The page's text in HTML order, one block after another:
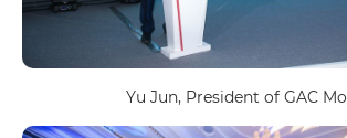
Yu Jun, President of GAC